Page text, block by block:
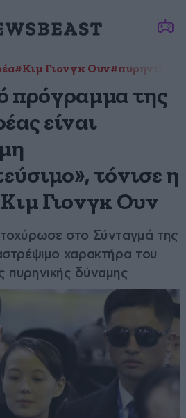
#Κιμ Γιονγκ Ουν#πυρηνικό
πρόγραμμα της
είναι
τόνισε η
Γιονγκ Ουν
στο Σύνταγμά της
χαρακτήρα του
δύναμης